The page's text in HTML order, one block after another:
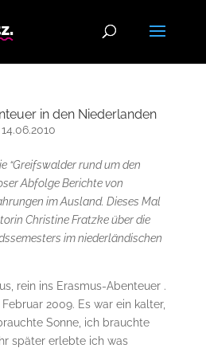
in den Niederlanden
14.06.2010
“Greifswalder rund um den
Abfolge Berichte von
im Ausland. Dieses Mal
Christine Fratzke über die
im niederländischen
rein ins Erasmus-Abenteuer .
2009. Es war ein kalter,
Sonne, ich brauchte
später erlebte ich was